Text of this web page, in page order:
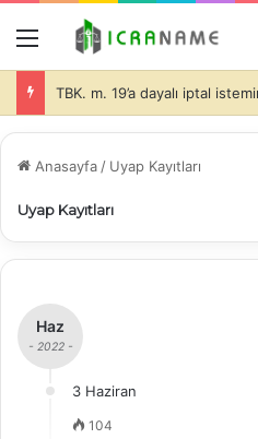
Menü
Anasayfa/ Uyap Kayıtları
Uyap Kayıtları
Haz
- 2022 -
3 Haziran
104